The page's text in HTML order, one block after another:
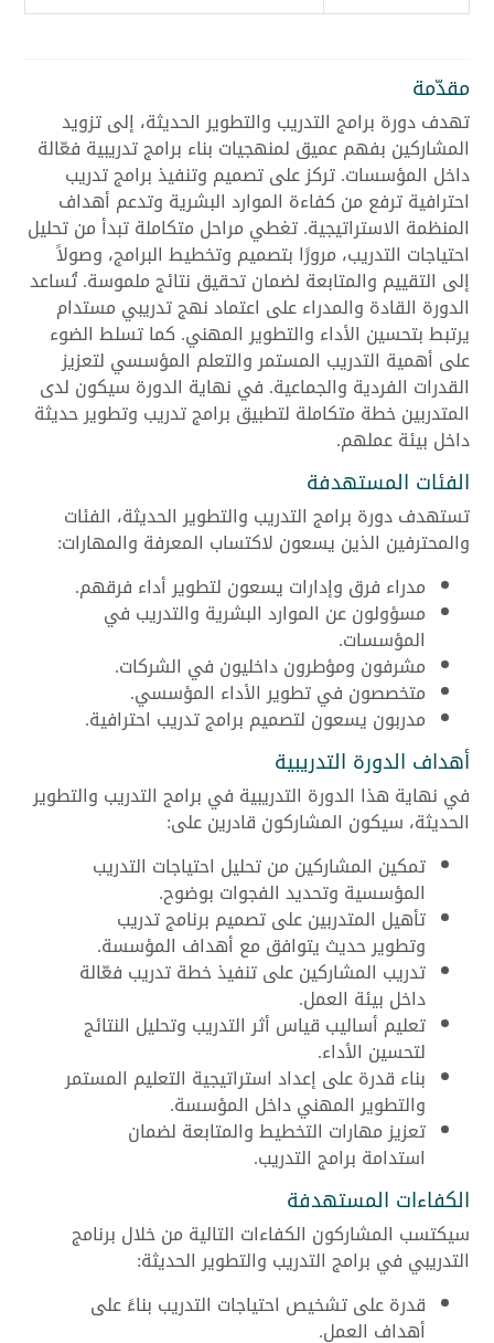
مقدّمة
تهدف دورة برامج التدريب والتطوير الحديثة، إلى تزويد
المشاركين بفهم عميق لمنهجيات بناء برامج تدريبية فعّالة
داخل المؤسسات. تركز على تصميم وتنفيذ برامج تدريب
احترافية ترفع من كفاءة الموارد البشرية وتدعم أهداف
المنظمة الاستراتيجية. تغطي مراحل متكاملة تبدأ من تحليل
احتياجات التدريب، مرورًا بتصميم وتخطيط البرامج، وصولاً
إلى التقييم والمتابعة لضمان تحقيق نتائج ملموسة. تُساعد
الدورة القادة والمدراء على اعتماد نهج تدريبي مستدام
يرتبط بتحسين الأداء والتطوير المهني. كما تسلط الضوء
على أهمية التدريب المستمر والتعلم المؤسسي لتعزيز
القدرات الفردية والجماعية. في نهاية الدورة سيكون لدى
المتدربين خطة متكاملة لتطبيق برامج تدريب وتطوير حديثة
داخل بيئة عملهم.
الفئات المستهدفة
تستهدف دورة برامج التدريب والتطوير الحديثة، الفئات
والمحترفين الذين يسعون لاكتساب المعرفة والمهارات:
مدراء فرق وإدارات يسعون لتطوير أداء فرقهم.
مسؤولون عن الموارد البشرية والتدريب في
المؤسسات.
مشرفون ومؤطرون داخليون في الشركات.
متخصصون في تطوير الأداء المؤسسي.
مدربون يسعون لتصميم برامج تدريب احترافية.
أهداف الدورة التدريبية
في نهاية هذا الدورة التدريبية في برامج التدريب والتطوير
الحديثة، سيكون المشاركون قادرين على:
تمكين المشاركين من تحليل احتياجات التدريب
المؤسسية وتحديد الفجوات بوضوح.
تأهيل المتدربين على تصميم برنامج تدريب
وتطوير حديث يتوافق مع أهداف المؤسسة.
تدريب المشاركين على تنفيذ خطة تدريب فعّالة
داخل بيئة العمل.
تعليم أساليب قياس أثر التدريب وتحليل النتائج
لتحسين الأداء.
بناء قدرة على إعداد استراتيجية التعليم المستمر
والتطوير المهني داخل المؤسسة.
تعزيز مهارات التخطيط والمتابعة لضمان
استدامة برامج التدريب.
الكفاءات المستهدفة
سيكتسب المشاركون الكفاءات التالية من خلال برنامج
التدريبي في برامج التدريب والتطوير الحديثة:
قدرة على تشخيص احتياجات التدريب بناءً على
أهداف العمل.